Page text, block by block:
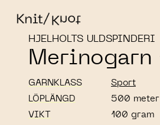
HJELHOLTS ULDSPINDERI
Merinogarn
GARNKLASS
Sport
LÖPLÄNGD
500 meter
VIKT
100 gram